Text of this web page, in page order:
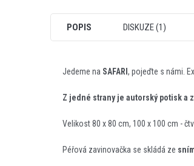
POPIS DISKUZE (1)
Jedeme na SAFARI, pojeďte s námi.
Z jedné strany je autorský potisk a
Velikost 80 x 80 cm, 100 x 100 cm -
Péřová zavinovačka se skládá ze